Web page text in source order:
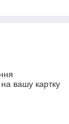
вашу картку